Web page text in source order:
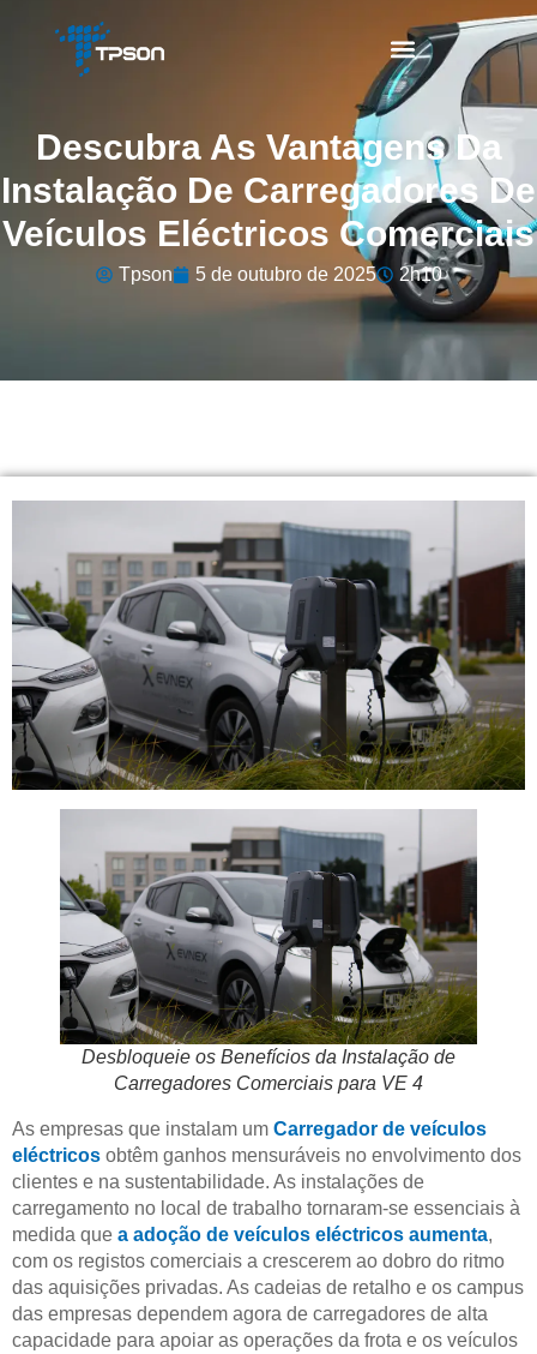
Descubra As Vantagens Da
Instalação De Carregadores De
Veículos Eléctricos Comerciais
Tpson 5 de outubro de 2025 2h10
Desbloqueie os Benefícios da Instalação de
Carregadores Comerciais para VE 4
As empresas que instalam um Carregador de veículos
eléctricos obtêm ganhos mensuráveis no envolvimento dos
clientes e na sustentabilidade. As instalações de
carregamento no local de trabalho tornaram-se essenciais à
medida que a adoção de veículos eléctricos aumenta,
com os registos comerciais a crescerem ao dobro do ritmo
das aquisições privadas. As cadeias de retalho e os campus
das empresas dependem agora de carregadores de alta
capacidade para apoiar as operações da frota e os veículos